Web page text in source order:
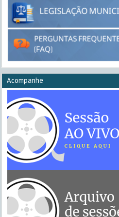
Acompanhe